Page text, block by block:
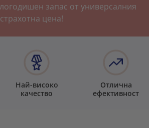
запас от универсалния
цена!
Най-високо
качество
Отлична
ефективност